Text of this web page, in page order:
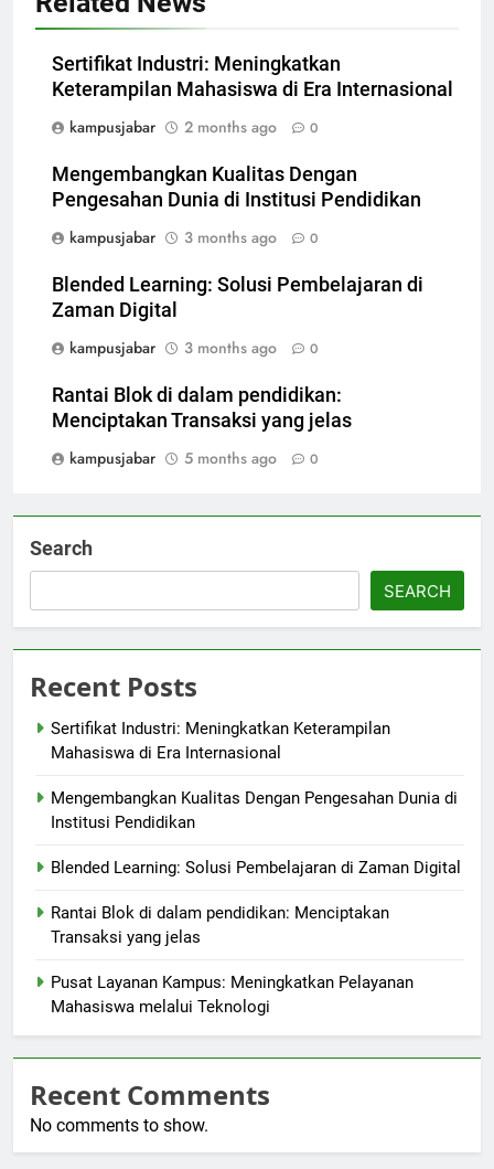
Sertifikat Industri: Meningkatkan
Keterampilan Mahasiswa di Era Internasional
kampusjabar
2 months ago 0
Mengembangkan Kualitas Dengan
Pengesahan Dunia di Institusi Pendidikan
kampusjabar
3 months ago 0
Blended Learning: Solusi Pembelajaran di
Zaman Digital
kampusjabar
3 months ago 0
Rantai Blok di dalam pendidikan:
Menciptakan Transaksi yang jelas
kampusjabar
5 months ago 0
Search
SEARCH
Recent Posts
Sertifikat Industri: Meningkatkan Keterampilan
Mahasiswa di Era Internasional
Mengembangkan Kualitas Dengan Pengesahan Dunia di
Institusi Pendidikan
Blended Learning: Solusi Pembelajaran di Zaman Digital
Rantai Blok di dalam pendidikan: Menciptakan
Transaksi yang jelas
Pusat Layanan Kampus: Meningkatkan Pelayanan
Mahasiswa melalui Teknologi
Recent Comments
No comments to show.